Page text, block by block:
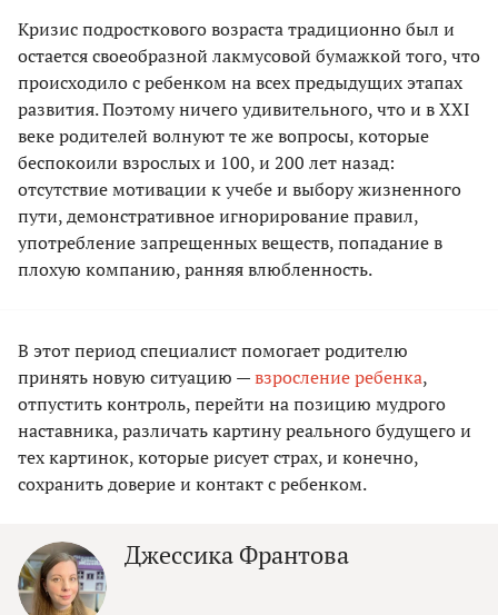
Кризис подросткового возраста традиционно был и
остается своеобразной лакмусовой бумажкой того, что
происходило с ребенком на всех предыдущих этапах
развития. Поэтому ничего удивительного, что и в XXI
веке родителей волнуют те же вопросы, которые
беспокоили взрослых и 100, и 200 лет назад:
отсутствие мотивации к учебе и выбору жизненного
пути, демонстративное игнорирование правил,
употребление запрещенных веществ, попадание в
плохую компанию, ранняя влюбленность.
В этот период специалист помогает родителю
принять новую ситуацию —взросление ребенка,
отпустить контроль, перейти на позицию мудрого
наставника, различать картину реального будущего и
тех картинок, которые рисует страх, и конечно,
сохранить доверие и контакт с ребенком.
Джессика Франтова